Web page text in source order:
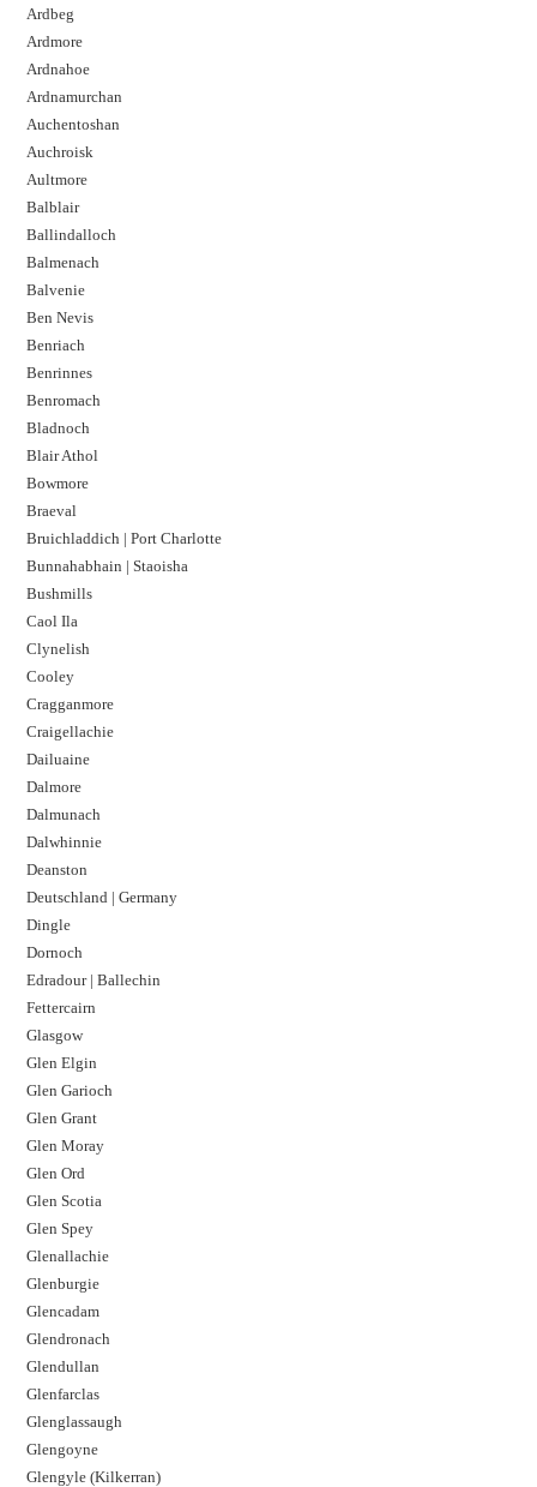
Ardbeg
Ardmore
Ardnahoe
Ardnamurchan
Auchentoshan
Auchroisk
Aultmore
Balblair
Ballindalloch
Balmenach
Balvenie
Ben Nevis
Benriach
Benrinnes
Benromach
Bladnoch
Blair Athol
Bowmore
Braeval
Bruichladdich | Port Charlotte
Bunnahabhain | Staoisha
Bushmills
Caol Ila
Clynelish
Cooley
Cragganmore
Craigellachie
Dailuaine
Dalmore​
Dalmunach
Dalwhinnie
Deanston
Deutschland | Germany
Dingle
Dornoch
Edradour | Ballechin
Fettercairn
Glasgow
Glen Elgin
Glen Garioch
Glen Grant
Glen Moray
Glen Ord
Glen Scotia
Glen Spey
Glenallachie
Glenburgie
Glencadam
Glendronach
Glendullan
Glenfarclas
Glenglassaugh
Glengoyne
Glengyle (Kilkerran)